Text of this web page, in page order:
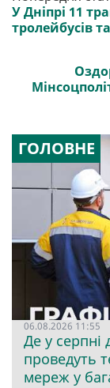
У Дніпрі 11
тролейбусів
ГОЛОВНЕ
06.08.2026 11:55
Де у серпні
проведуть
мереж у